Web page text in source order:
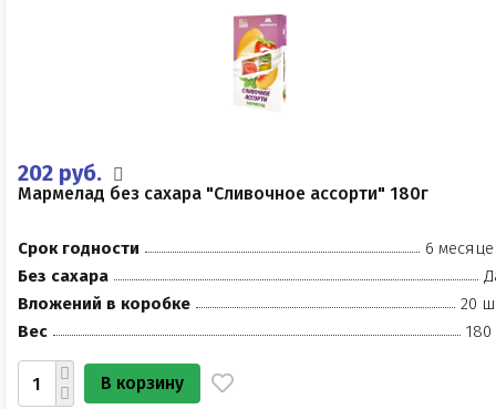
202 руб.
Мармелад без сахара "Сливочное ассорти" 180г
Срок годности
6
Без сахара
Вложений в коробке
20
Вес
180
В корзину